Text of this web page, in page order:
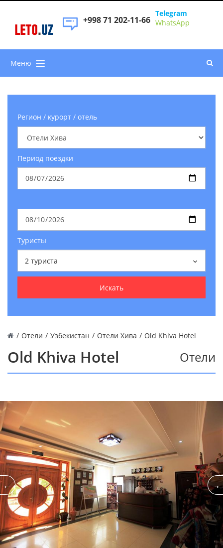
LETO.UZ
+998 71 202-11-66
Telegram
WhatsApp
Меню
Регион / курорт / отель
Период поездки
Туристы
2 туриста
Искать
/ Отели / Узбекистан / Отели Хива / Old Khiva Hotel
Old Khiva Hotel Отели